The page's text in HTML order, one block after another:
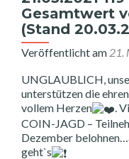
Gesamtwert
(Stand
Veröffentlicht am 21.
UNGLAUBLICH,
unterstützen die
vollem Herzen
.
COIN-JAGD –
Dezember
geht`s